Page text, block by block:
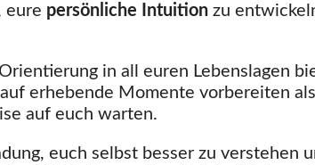
eure persönliche Intuition zu
in all euren Lebenslagen
erhebende Momente vorbereiten
auf euch warten.
euch selbst besser zu verstehen